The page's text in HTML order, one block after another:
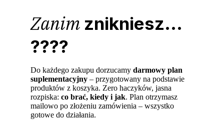
Zanim znikniesz...
????
Do każdego zakupu dorzucamydarmowy plan
suplementacyjny – przygotowany na podstawie
produktów z koszyka. Zero haczyków, jasna
rozpiska:co brać, kiedy i jak. Plan otrzymasz
mailowo po złożeniu zamówienia – wszystko
gotowe do działania.